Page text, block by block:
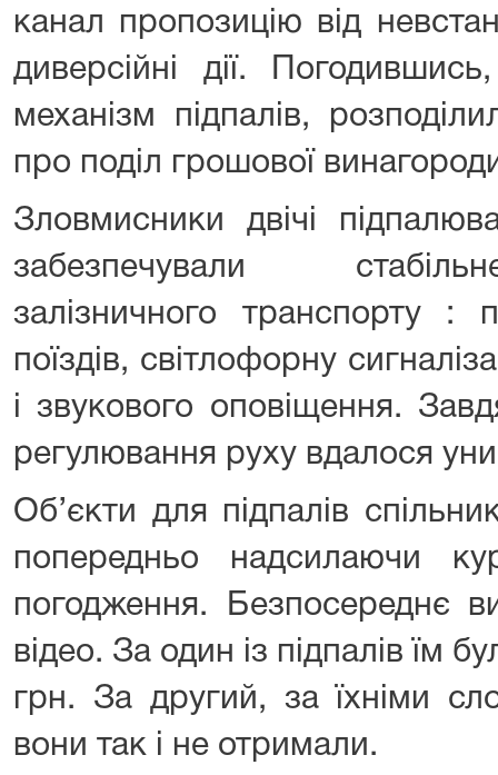
канал пропозицію від
диверсійні дії.
механізм підпалів,
про поділ грошової
Зловмисники двічі
забезпечували
залізничного транспорту :
поїздів, світлофорну
і звукового оповіщення.
регулювання руху вдалося
Об’єкти для підпалів
попередньо надсилаючи
погодження. Безпосереднє
відео. За один із підпалів їм
грн. За другий, за їхніми
вони так і не отримали.